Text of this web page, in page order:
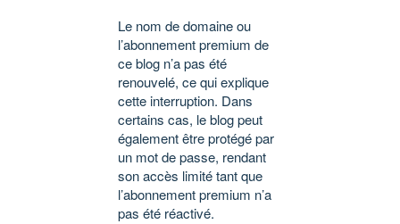
Le nom de domaine ou
l’abonnement premium de
ce blog n’a pas été
renouvelé, ce qui explique
cette interruption. Dans
certains cas, le blog peut
également être protégé par
un mot de passe, rendant
son accès limité tant que
l’abonnement premium n’a
pas été réactivé.